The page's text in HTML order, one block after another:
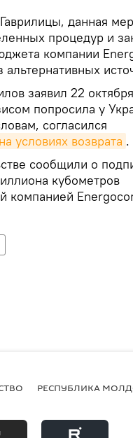
данная
процедур и
компании
заявил 22
попросила у
согласился
на условиях возврата .
сообщили о
кубометров
компанией
РЕСПУБЛИКА